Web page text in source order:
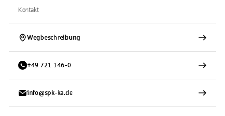
Kontakt
Wegbeschreibung
+49 721 146-0
info@spk-ka.de